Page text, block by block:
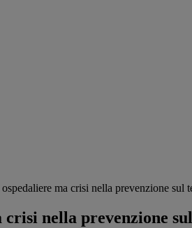
ma crisi nella prevenzione sul
crisi nella prevenzione